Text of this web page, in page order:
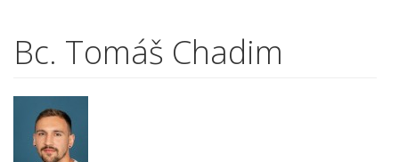
Bc. Tomáš Chadim